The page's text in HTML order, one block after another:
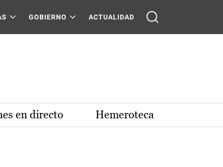
GOBIERNO ACTUALIDAD
en directo Hemeroteca